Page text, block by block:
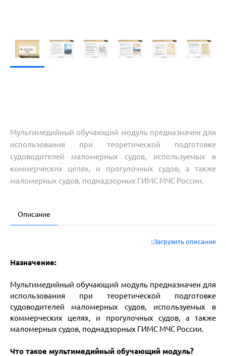
Мультимедийный обучающий модуль предназначен для
использования при теоретической подготовке
судоводителей маломерных судов, используемых в
коммерческих целях, и прогулочных судов, а также
маломерных судов, поднадзорных ГИМС МЧС России.
Описание
::Загрузить описание
Назначение:
Мультимедийный обучающий модуль предназначен для
использования при теоретической подготовке
судоводителей маломерных судов, используемых в
коммерческих целях, и прогулочных судов, а также
маломерных судов, поднадзорных ГИМС МЧС России.
Что такое мультимедийный обучающий модуль?